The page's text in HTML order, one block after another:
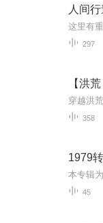
人间
297
358
1979
45